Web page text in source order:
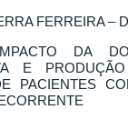
FERREIRA –
DA
E
PACIENTES